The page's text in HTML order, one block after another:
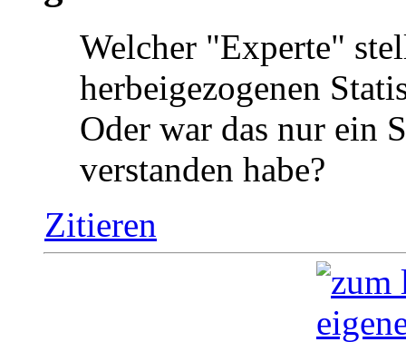
Welcher "Experte"
herbeigezogenen
Oder war das nur ein
verstanden habe?
Zitieren